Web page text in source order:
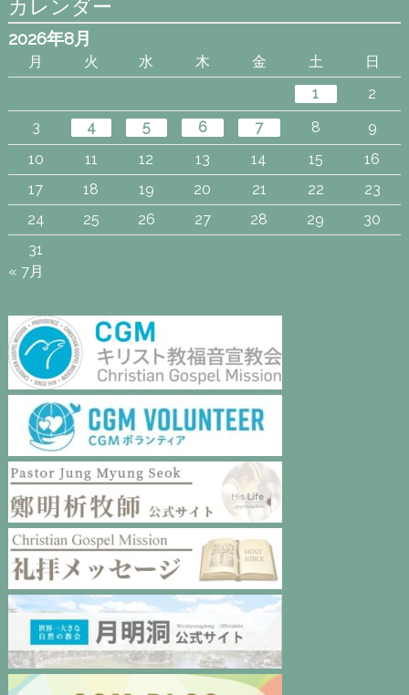
カレンダー
2026年8月
月 火 水 木 金 土
日
1
2
3
4 5 6 7 8
9
10
11 12 13 14 15
16
17
18 19 20 21 22
23
24
25 26 27 28 29
30
31
« 7月